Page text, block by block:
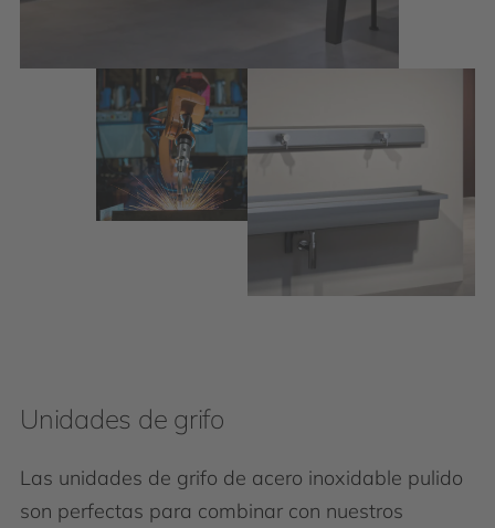
Unidades de grifo
Las unidades de grifo de acero inoxidable pulido
son perfectas para combinar con nuestros